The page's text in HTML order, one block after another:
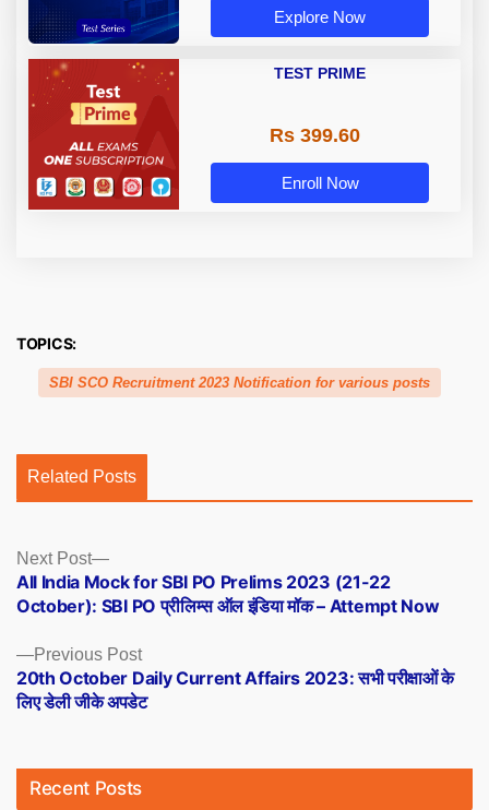
Explore Now
TEST PRIME
Rs 399.60
Enroll Now
TOPICS:
SBI SCO Recruitment 2023 Notification for various posts
Related Posts
Posts
navigation
Previous PostPrevious
post:
20th October Daily Current Affairs 2023: सभी परीक्षाओं के
लिए डेली जीके अपडेट
Next Post
Next
post:
All India Mock for SBI PO Prelims 2023 (21-22
October): SBI PO प्रीलिम्स ऑल इंडिया मॉक – Attempt Now
Recent Posts